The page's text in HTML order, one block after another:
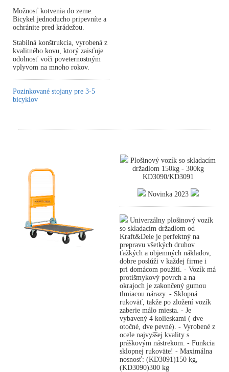
Možnosť kotvenia do zeme.
Bicykel jednoducho pripevníte a
ochránite pred krádežou.
Stabilná konštrukcia, vyrobená z
kvalitného kovu, ktorý zaisťuje
odolnosť voči poveternostným
vplyvom na mnoho rokov.
Pozinkované stojany pre 3-5
bicyklov
Plošinový vozík so skladacím
držadlom 150kg - 300kg
KD3090/KD3091
Novinka 2023
Univerzálny plošinový vozík
so skladacím držadlom od
Kraft&Dele je perfektný na
prepravu všetkých druhov
ťažkých a objemných nákladov,
dobre poslúži v každej firme i
pri domácom použití. - Vozík má
protišmykový povrch a na
okrajoch je zakončený gumou
tlmiacou nárazy. - Sklopná
rukoväť, takže po zložení vozík
zaberie málo miesta. - Je
vybavený 4 kolieskami ( dve
otočné, dve pevné). - Vyrobené z
ocele najvyššej kvality s
práškovým nástrekom. - Funkcia
sklopnej rukoväte! - Maximálna
nosnosť: (KD3091)150 kg,
(KD3090)300 kg